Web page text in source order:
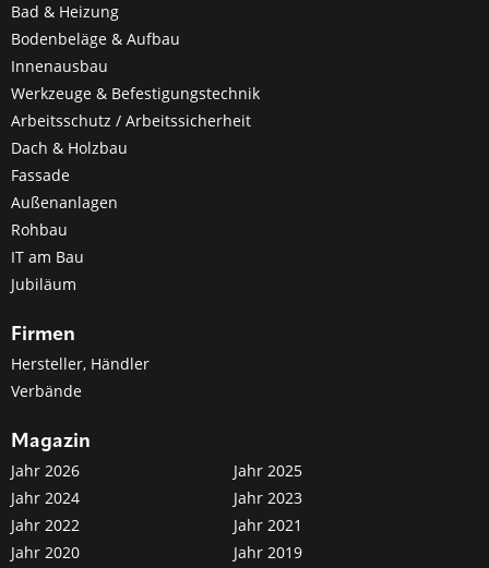
Bad & Heizung
Bodenbeläge & Aufbau
Innenausbau
Werkzeuge & Befestigungstechnik
Arbeitsschutz / Arbeitssicherheit
Dach & Holzbau
Fassade
Außenanlagen
Rohbau
IT am Bau
Jubiläum
Firmen
Hersteller, Händler
Verbände
Magazin
Jahr 2026
Jahr 2025
Jahr 2024
Jahr 2023
Jahr 2022
Jahr 2021
Jahr 2020
Jahr 2019